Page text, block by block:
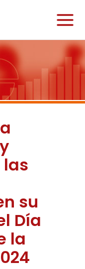
su
Día
la